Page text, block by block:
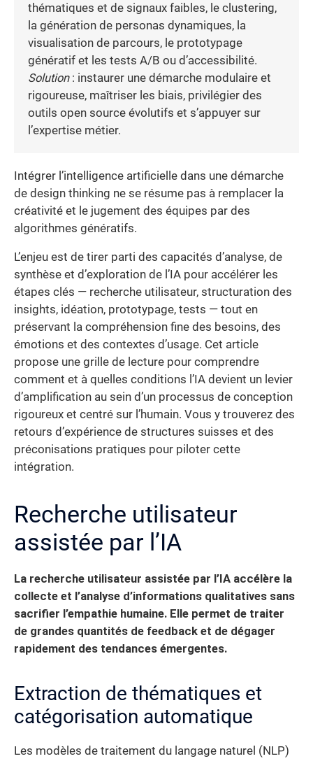
thématiques et de signaux faibles, le clustering,
la génération de personas dynamiques, la
visualisation de parcours, le prototypage
génératif et les tests A/B ou d’accessibilité.
Solution: instaurer une démarche modulaire et
rigoureuse, maîtriser les biais, privilégier des
outils open source évolutifs et s’appuyer sur
l’expertise métier.
Intégrer l’intelligence artificielle dans une démarche
de design thinking ne se résume pas à remplacer la
créativité et le jugement des équipes par des
algorithmes génératifs.
L’enjeu est de tirer parti des capacités d’analyse, de
synthèse et d’exploration de l’IA pour accélérer les
étapes clés — recherche utilisateur, structuration des
insights, idéation, prototypage, tests — tout en
préservant la compréhension fine des besoins, des
émotions et des contextes d’usage. Cet article
propose une grille de lecture pour comprendre
comment et à quelles conditions l’IA devient un levier
d’amplification au sein d’un processus de conception
rigoureux et centré sur l’humain. Vous y trouverez des
retours d’expérience de structures suisses et des
préconisations pratiques pour piloter cette
intégration.
Recherche utilisateur
assistée par l’IA
La recherche utilisateur assistée par l’IA accélère la
collecte et l’analyse d’informations qualitatives sans
sacrifier l’empathie humaine. Elle permet de traiter
de grandes quantités de feedback et de dégager
rapidement des tendances émergentes.
Extraction de thématiques et
catégorisation automatique
Les modèles de traitement du langage naturel (NLP)